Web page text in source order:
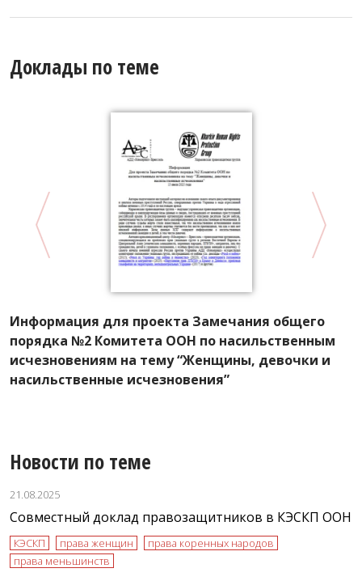
Доклады по теме
Информация для проекта Замечания общего
порядка №2 Комитета ООН по насильственным
исчезновениям на тему “Женщины, девочки и
насильственные исчезновения”
Новости по теме
21.08.2025
Совместный доклад правозащитников в КЭСКП ООН
КЭСКП права женщин
права коренных народов
права меньшинств